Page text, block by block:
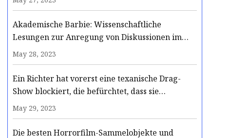
Akademische Barbie: Wissenschaftliche
Lesungen zur Anregung von Diskussionen im
Klassenzimmer
May 28, 2023
Ein Richter hat vorerst eine texanische Drag-
Show blockiert, die befürchtet, dass sie
geschlossen werden könnte
May 29, 2023
Die besten Horrorfilm-Sammelobjekte und